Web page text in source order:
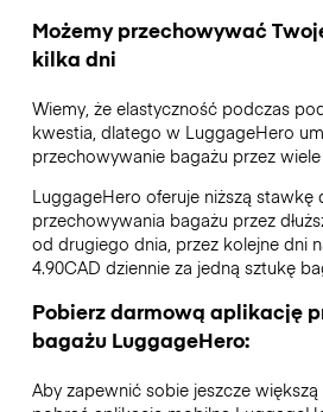
Możemy przechowywać
kilka dni
Wiemy, że elastyczność podczas
kwestia, dlatego w LuggageHero
przechowywanie bagażu przez
LuggageHero oferuje niższą stawkę
przechowywania bagażu przez
od drugiego dnia, przez kolejne dni
4.90CAD dziennie za jedną sztukę
Pobierz darmową aplikację
bagażu LuggageHero:
Aby zapewnić sobie jeszcze